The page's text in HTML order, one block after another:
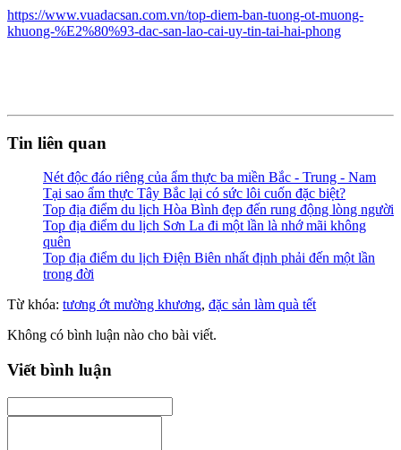
https://www.vuadacsan.com.vn/top-diem-ban-tuong-ot-muong-
khuong-%E2%80%93-dac-san-lao-cai-uy-tin-tai-hai-phong
Tin liên quan
Nét độc đáo riêng của ẩm thực ba miền Bắc - Trung - Nam
Tại sao ẩm thực Tây Bắc lại có sức lôi cuốn đặc biệt?
Top địa điểm du lịch Hòa Bình đẹp đến rung động lòng người
Top địa điểm du lịch Sơn La đi một lần là nhớ mãi không
quên
Top địa điểm du lịch Điện Biên nhất định phải đến một lần
trong đời
Từ khóa: tương ớt mường khương, đặc sản làm quà tết
Không có bình luận nào cho bài viết.
Viết bình luận